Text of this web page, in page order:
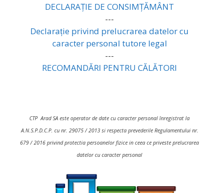
DECLARAȚIE DE CONSIMȚĂMÂNT
---
Declarație privind prelucrarea datelor cu
caracter personal tutore legal
---
RECOMANDĂRI PENTRU CĂLĂTORI
CTP Arad SA este operator de date cu caracter personal înregistrat la
A.N.S.P.D.C.P. cu nr. 29075 / 2013 si respecta prevederile Regulamentului nr.
679 / 2016 privind protectia persoanelor fizice in ceea ce priveste prelucrarea
datelor cu caracter personal